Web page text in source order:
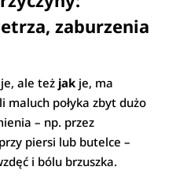
zaburzenia
ale też jak je, ma
maluch połyka zbyt dużo
– np. przez
piersi lub butelce –
i bólu brzuszka.